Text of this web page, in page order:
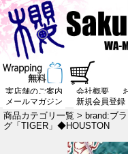
実店舗のご案内 会社概要
メールマガジン
新規会員登録
商品カテゴリ一覧 > brand:ブ
グ「TIGER」◆HOUSTON